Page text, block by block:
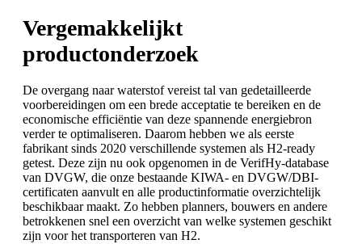
Vergemakkelijkt
productonderzoek
De overgang naar waterstof vereist tal van gedetailleerde
voorbereidingen om een brede acceptatie te bereiken en de
economische efficiëntie van deze spannende energiebron
verder te optimaliseren. Daarom hebben we als eerste
fabrikant sinds 2020 verschillende systemen als H2-ready
getest. Deze zijn nu ook opgenomen in de VerifHy-database
van DVGW, die onze bestaande KIWA- en DVGW/DBI-
certificaten aanvult en alle productinformatie overzichtelijk
beschikbaar maakt. Zo hebben planners, bouwers en andere
betrokkenen snel een overzicht van welke systemen geschikt
zijn voor het transporteren van H2.